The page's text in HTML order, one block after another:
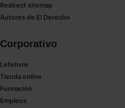
Redirect sitemap
Autores de El Derecho
Corporativo
Lefebvre
Tienda online
Formación
Empleos